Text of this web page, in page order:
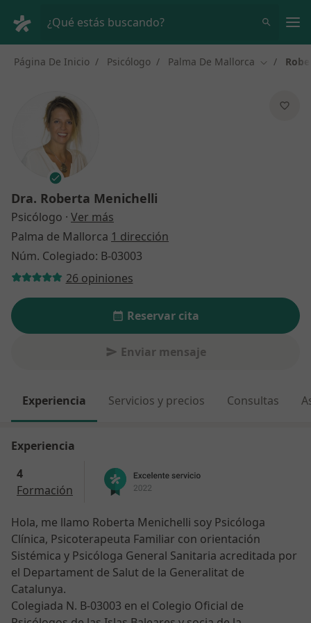
¿Qué estás buscando?
Página De Inicio Psicólogo Palma De Mallorca Cambiar
Dra. Roberta Menichelli
Psicólogo · Ver más
Palma de Mallorca 1 dirección
Núm. Colegiado: B-03003
26 opiniones
Reservar cita
Enviar mensaje
Experiencia Servicios y precios Consultas
Experiencia
4
Formación
Hola, me llamo Roberta Menichelli soy Psicóloga
Clínica, Psicoterapeuta Familiar con orientación
Sistémica y Psicóloga General Sanitaria acreditada por
el Departament de Salut de la Generalitat de
Catalunya.
Colegiada N. B-03003 en el Colegio Oficial de